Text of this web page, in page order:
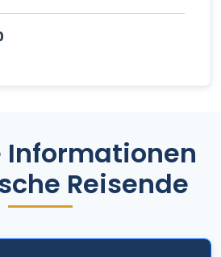
Informationen
Reisende